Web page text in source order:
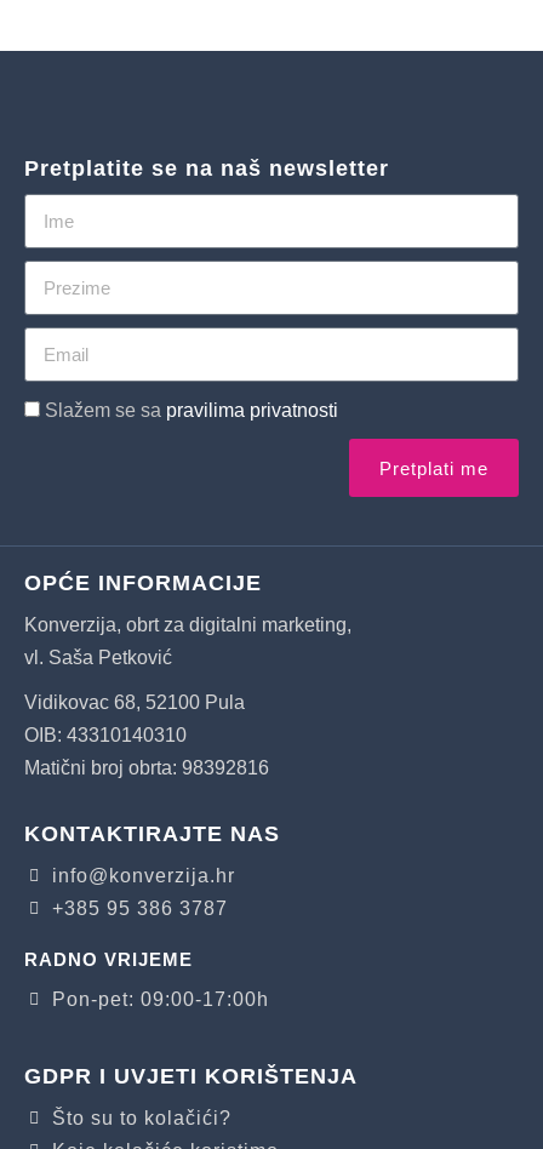
Pretplatite se na naš newsletter
Slažem se sa pravilima privatnosti
Pretplati me
OPĆE INFORMACIJE
Konverzija, obrt za digitalni marketing,
vl. Saša Petković
Vidikovac 68, 52100 Pula
OIB: 43310140310
Matični broj obrta: 98392816
KONTAKTIRAJTE NAS
info@konverzija.hr
+385 95 386 3787
RADNO VRIJEME
Pon-pet: 09:00-17:00h
GDPR I UVJETI KORIŠTENJA
Što su to kolačići?